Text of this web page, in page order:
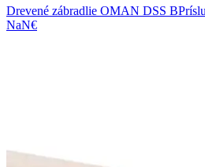
Drevené zábradlie OMAN DSS B
NaN€